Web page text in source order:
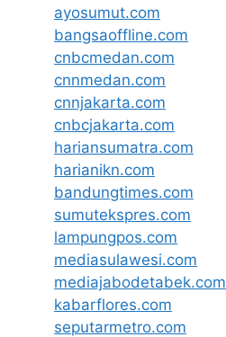
ayosumut.com
bangsaoffline.com
cnbcmedan.com
cnnmedan.com
cnnjakarta.com
cnbcjakarta.com
hariansumatra.com
harianikn.com
bandungtimes.com
sumutekspres.com
lampungpos.com
mediasulawesi.com
mediajabodetabek.com
kabarflores.com
seputarmetro.com